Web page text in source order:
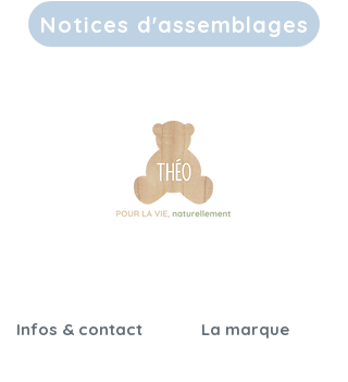
Notices d'assemblages
Infos & contact La marque